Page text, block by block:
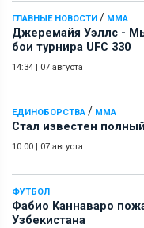
ГЛАВНЫЕ НОВОСТИ / ММА
Джеремайя Уэллс -
бои турнира UFC 330
14:34 | 07 августа
ЕДИНОБОРСТВА / ММА
Стал известен
10:00 | 07 августа
ФУТБОЛ
Фабио Каннаваро
Узбекистана